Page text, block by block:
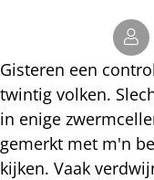
Gisteren een
twintig volken.
in enige
gemerkt met m'n
kijken. Vaak